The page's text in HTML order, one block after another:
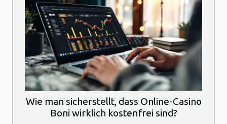
Wie man sicherstellt, dass Online-Casino
Boni wirklich kostenfrei sind?